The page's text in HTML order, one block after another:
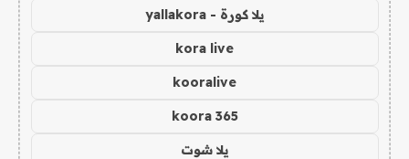
يلا كورة - yallakora
kora live
kooralive
koora 365
يلا شوت